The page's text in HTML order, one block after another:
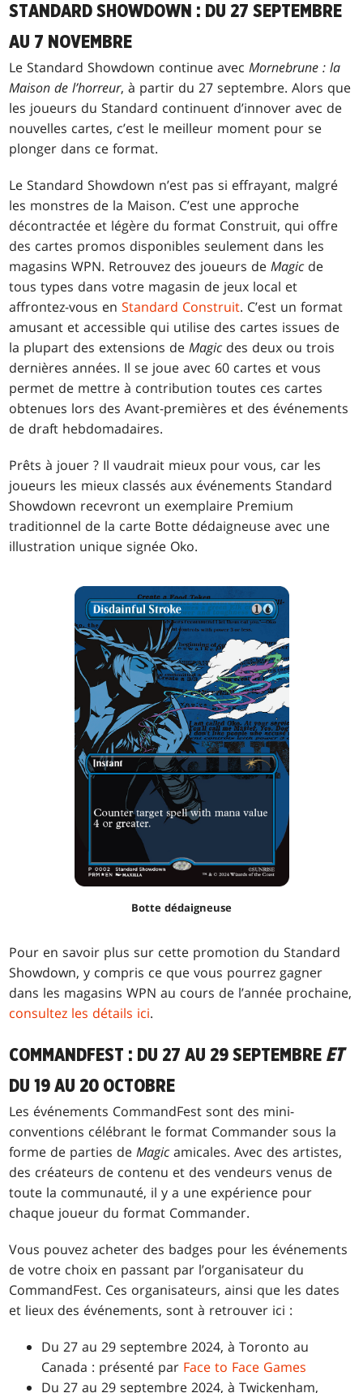
STANDARD SHOWDOWN : DU 27 SEPTEMBRE
AU 7 NOVEMBRE
Le Standard Showdown continue avecMornebrune : la
Maison de l’horreur, à partir du 27 septembre. Alors que
les joueurs du Standard continuent d’innover avec de
nouvelles cartes, c’est le meilleur moment pour se
plonger dans ce format.
Le Standard Showdown n’est pas si effrayant, malgré
les monstres de la Maison. C’est une approche
décontractée et légère du format Construit, qui offre
des cartes promos disponibles seulement dans les
magasins WPN. Retrouvez des joueurs deMagic de
tous types dans votre magasin de jeux local et
affrontez-vous enStandard Construit. C’est un format
amusant et accessible qui utilise des cartes issues de
la plupart des extensions deMagic des deux ou trois
dernières années. Il se joue avec 60 cartes et vous
permet de mettre à contribution toutes ces cartes
obtenues lors des Avant-premières et des événements
de draft hebdomadaires.
Prêts à jouer ? Il vaudrait mieux pour vous, car les
joueurs les mieux classés aux événements Standard
Showdown recevront un exemplaire Premium
traditionnel de la carte Botte dédaigneuse avec une
illustration unique signée Oko.
Botte dédaigneuse
Pour en savoir plus sur cette promotion du Standard
Showdown, y compris ce que vous pourrez gagner
dans les magasins WPN au cours de l’année prochaine,
consultez les détails ici.
COMMANDFEST : DU 27 AU 29 SEPTEMBRE ET
DU 19 AU 20 OCTOBRE
Les événements CommandFest sont des mini-
conventions célébrant le format Commander sous la
forme de parties deMagic amicales. Avec des artistes,
des créateurs de contenu et des vendeurs venus de
toute la communauté, il y a une expérience pour
chaque joueur du format Commander.
Vous pouvez acheter des badges pour les événements
de votre choix en passant par l’organisateur du
CommandFest. Ces organisateurs, ainsi que les dates
et lieux des événements, sont à retrouver ici :
Du 27 au 29 septembre 2024, à Toronto au
Canada : présenté par Face to Face Games
Du 27 au 29 septembre 2024, à Twickenham,